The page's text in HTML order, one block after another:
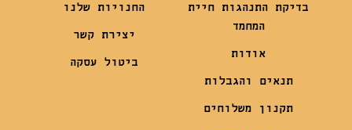
בדיקת התנהגות חיית
המחמד
אודות
תנאים והגבלות
תקנון משלוחים
החנויות שלנו
יצירת קשר
ביטול עסקה